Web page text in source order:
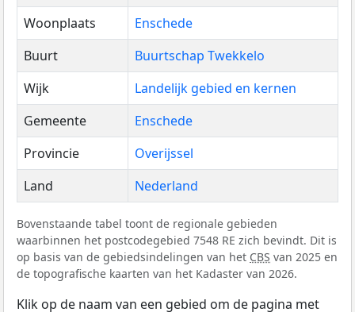
Woonplaats
Enschede
Buurt
Buurtschap Twekkelo
Wijk
Landelijk gebied en kernen
Gemeente
Enschede
Provincie
Overijssel
Land
Nederland
Bovenstaande tabel toont de regionale gebieden
waarbinnen het postcodegebied 7548 RE zich bevindt. Dit is
op basis van de gebiedsindelingen van het CBS van 2025 en
de topografische kaarten van het Kadaster van 2026.
Klik op de naam van een gebied om de pagina met